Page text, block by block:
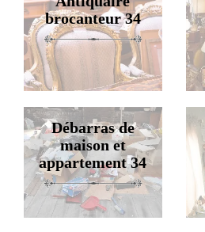
brocanteur 34
Débarras de
maison et
appartement 34